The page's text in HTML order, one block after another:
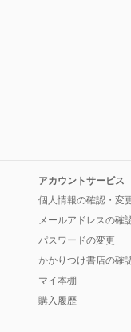
アカウントサービス
個人情報の確認・変
メールアドレスの確
パスワードの変更
かかりつけ書店の確
マイ本棚
購入履歴